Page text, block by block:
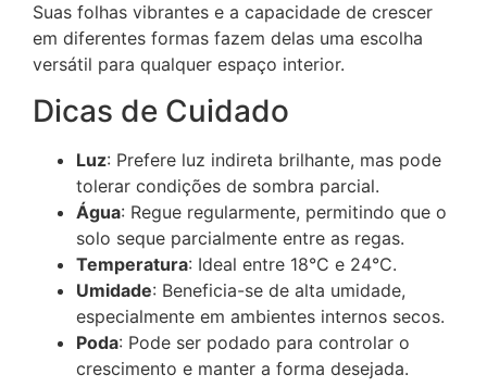
Suas folhas vibrantes e a capacidade de crescer
em diferentes formas fazem delas uma escolha
versátil para qualquer espaço interior.
Dicas de Cuidado
Luz: Prefere luz indireta brilhante, mas pode
tolerar condições de sombra parcial.
Água: Regue regularmente, permitindo que o
solo seque parcialmente entre as regas.
Temperatura: Ideal entre 18°C e 24°C.
Umidade: Beneficia-se de alta umidade,
especialmente em ambientes internos secos.
Poda: Pode ser podado para controlar o
crescimento e manter a forma desejada.